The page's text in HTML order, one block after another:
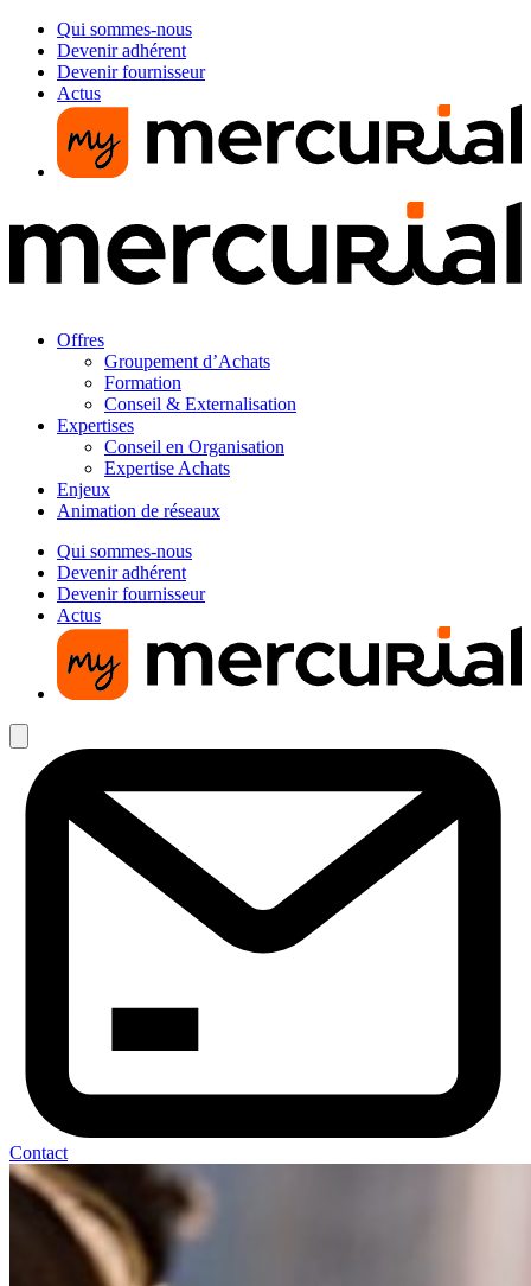
Qui sommes-nous
Devenir adhérent
Devenir fournisseur
Actus
Offres
Groupement d’Achats
Formation
Conseil & Externalisation
Expertises
Conseil en Organisation
Expertise Achats
Enjeux
Animation de réseaux
Qui sommes-nous
Devenir adhérent
Devenir fournisseur
Actus
Contact